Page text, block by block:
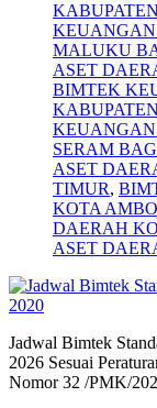
MALUKU
ASET
BIMTEK
SERAM
ASET
TIMUR,
KOTA
DAERAH
ASET
Jadwal Bimtek
2026 Sesuai
Nomor 32 /PMK/